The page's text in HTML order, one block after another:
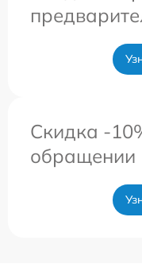
Скидка -
обращении